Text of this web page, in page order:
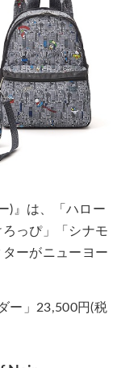
)』は、「ハロー
っぴ」「シナモ
ーがニューヨー
ー」23,500円(税